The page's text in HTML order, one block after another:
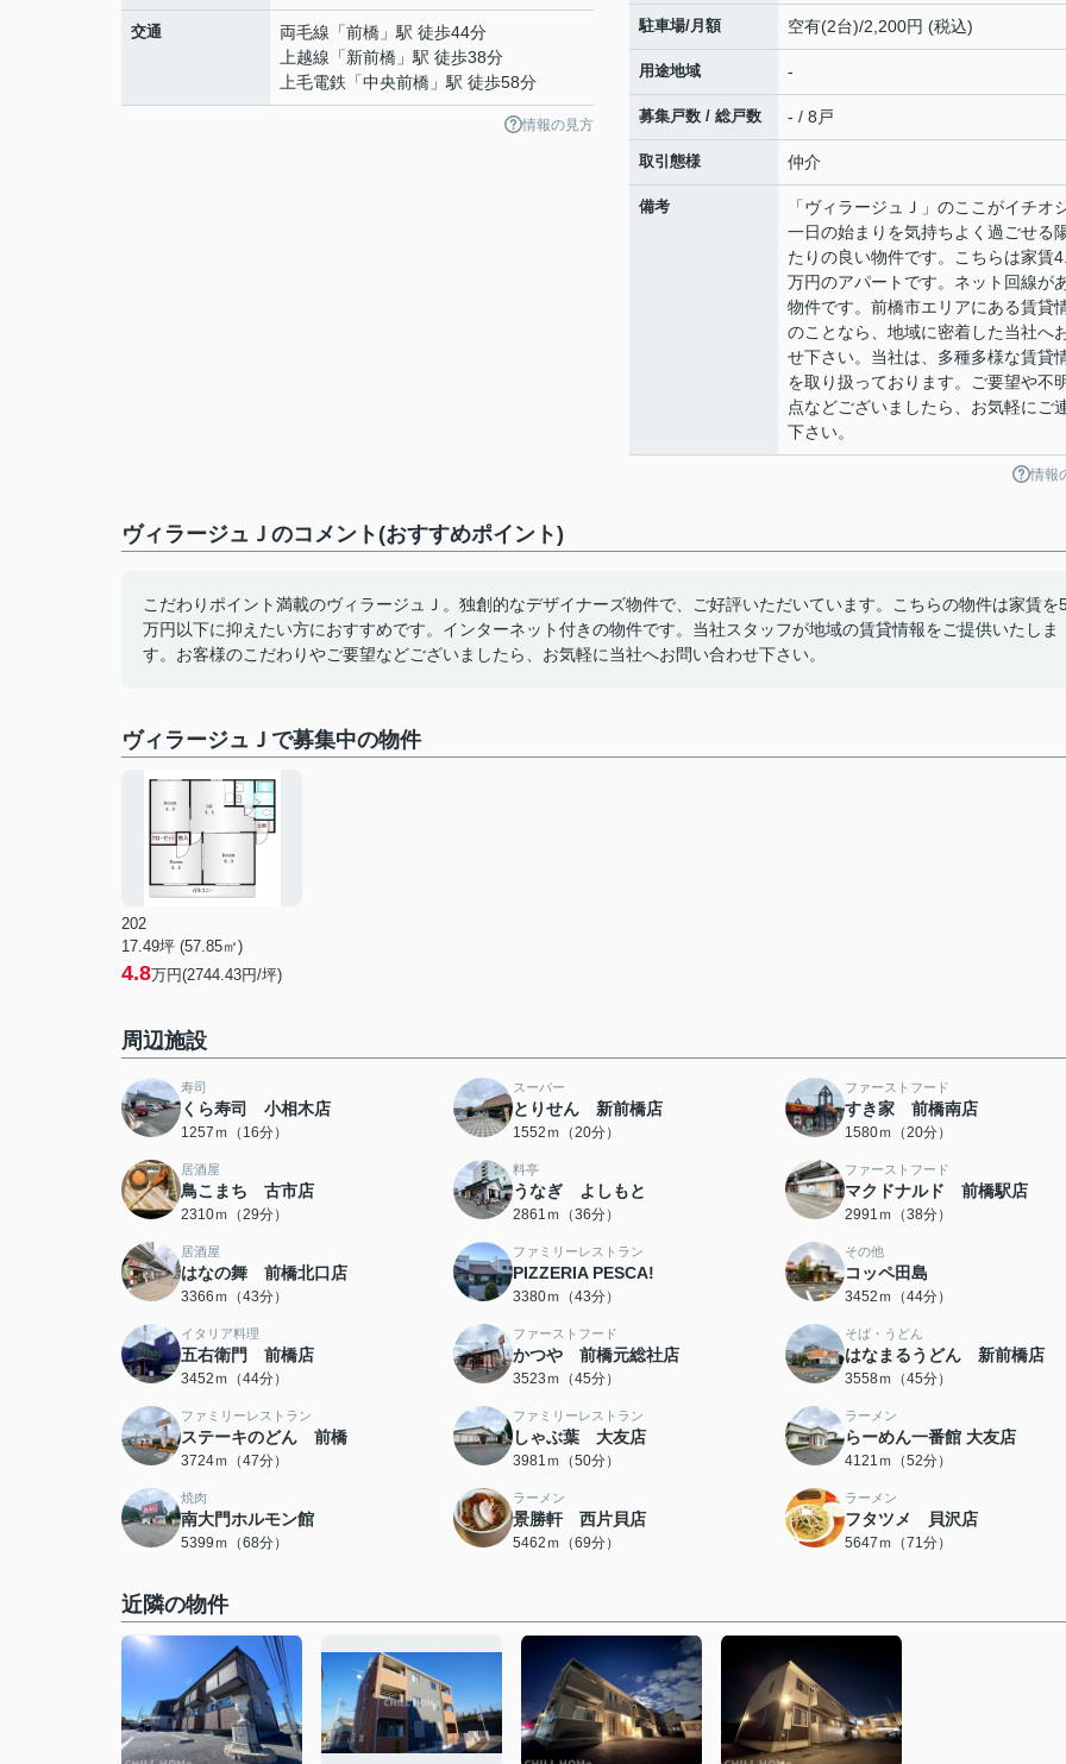
交通 両毛線 「前橋 」駅 徒歩44分
上越線 「新前橋 」駅 徒歩38分
上毛電鉄 「中央前橋 」駅 徒歩58分
情報の見方
駐車場/月額 空有(2台)/2,200円 (税込)
用途地域 -
募集戸数 / 総戸数 - / 8戸
取引態様 仲介
備考
「ヴィラージュＪ」のここがイチオ
一日の始まりを気持ちよく過ごせる
たりの良い物件です。こちらは家賃
万円のアパートです。ネット回線が
物件です。前橋市エリアにある賃貸
のことなら、地域に密着した当社へ
せ下さい。当社は、多種多様な賃貸
を取り扱っております。ご要望や不
点などございましたら、お気軽にご
下さい。
情報
ヴィラージュＪのコメント(おすすめポイント)
こだわりポイント満載のヴィラージュＪ。独創的なデザイナーズ物件で、ご好評いただいています。こちらの物件は家賃を
万円以下に抑えたい方におすすめです。インターネット付きの物件です。当社スタッフが地域の賃貸情報をご提供いたしま
す。お客様のこだわりやご要望などございましたら、お気軽に当社へお問い合わせ下さい。
ヴィラージュＪで募集中の物件
202
17.49坪 (57.85㎡)
4.8万円(2744.43円/坪)
周辺施設
寿司
くら寿司 小相木店
1257ｍ（16分）
スーパー
とりせん 新前橋店
1552ｍ（20分）
ファーストフード
すき家 前橋南店
1580ｍ（20分）
居酒屋
鳥こまち 古市店
2310ｍ（29分）
料亭
うなぎ よしもと
2861ｍ（36分）
ファーストフード
マクドナルド 前橋駅店
2991ｍ（38分）
居酒屋
はなの舞 前橋北口店
3366ｍ（43分）
ファミリーレストラン
PIZZERIA PESCA!
3380ｍ（43分）
その他
コッペ田島
3452ｍ（44分）
イタリア料理
五右衛門 前橋店
3452ｍ（44分）
ファーストフード
かつや 前橋元総社店
3523ｍ（45分）
そば・うどん
はなまるうどん 新前橋店
3558ｍ（45分）
ファミリーレストラン
ステーキのどん 前橋
3724ｍ（47分）
ファミリーレストラン
しゃぶ葉 大友店
3981ｍ（50分）
ラーメン
らーめん一番館 大友店
4121ｍ（52分）
焼肉
南大門ホルモン館
5399ｍ（68分）
ラーメン
景勝軒 西片貝店
5462ｍ（69分）
ラーメン
フタツメ 貝沢店
5647ｍ（71分）
近隣の物件